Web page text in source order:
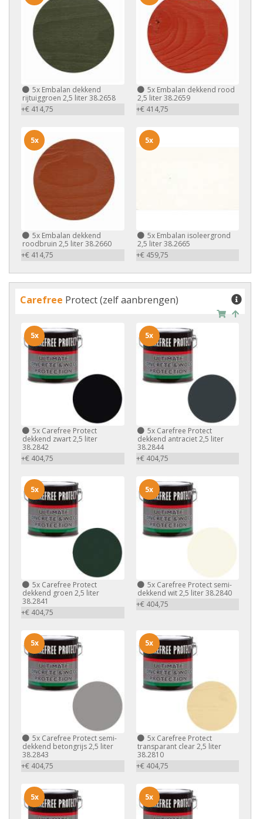
5x Embalan dekkend
rijtuiggroen 2,5 liter 38.2658
+€ 414,75
5xEmbalan dekkend rood
2,5 liter 38.2659
+€ 414,75
5x Embalan dekkend
roodbruin 2,5 liter 38.2660
+€ 414,75
5x
5xEmbalan isoleergrond
2,5 liter 38.2665
+€ 459,75
5x
Carefree Protect (zelf aanbrengen)
5x Carefree Protect
dekkend zwart 2,5 liter
38.2842
+€ 404,75
5x
5xCarefree Protect
dekkend antraciet 2,5 liter
38.2844
+€ 404,75
5x
5x Carefree Protect
dekkend groen 2,5 liter
38.2841
+€ 404,75
5x
5xCarefree Protect semi-
dekkend wit 2,5 liter 38.2840
+€ 404,75
5x
5x Carefree Protect semi-
dekkend betongrijs 2,5 liter
38.2843
+€ 404,75
5x
5xCarefree Protect
transparant clear 2,5 liter
38.2810
+€ 404,75
5x
5x 5x